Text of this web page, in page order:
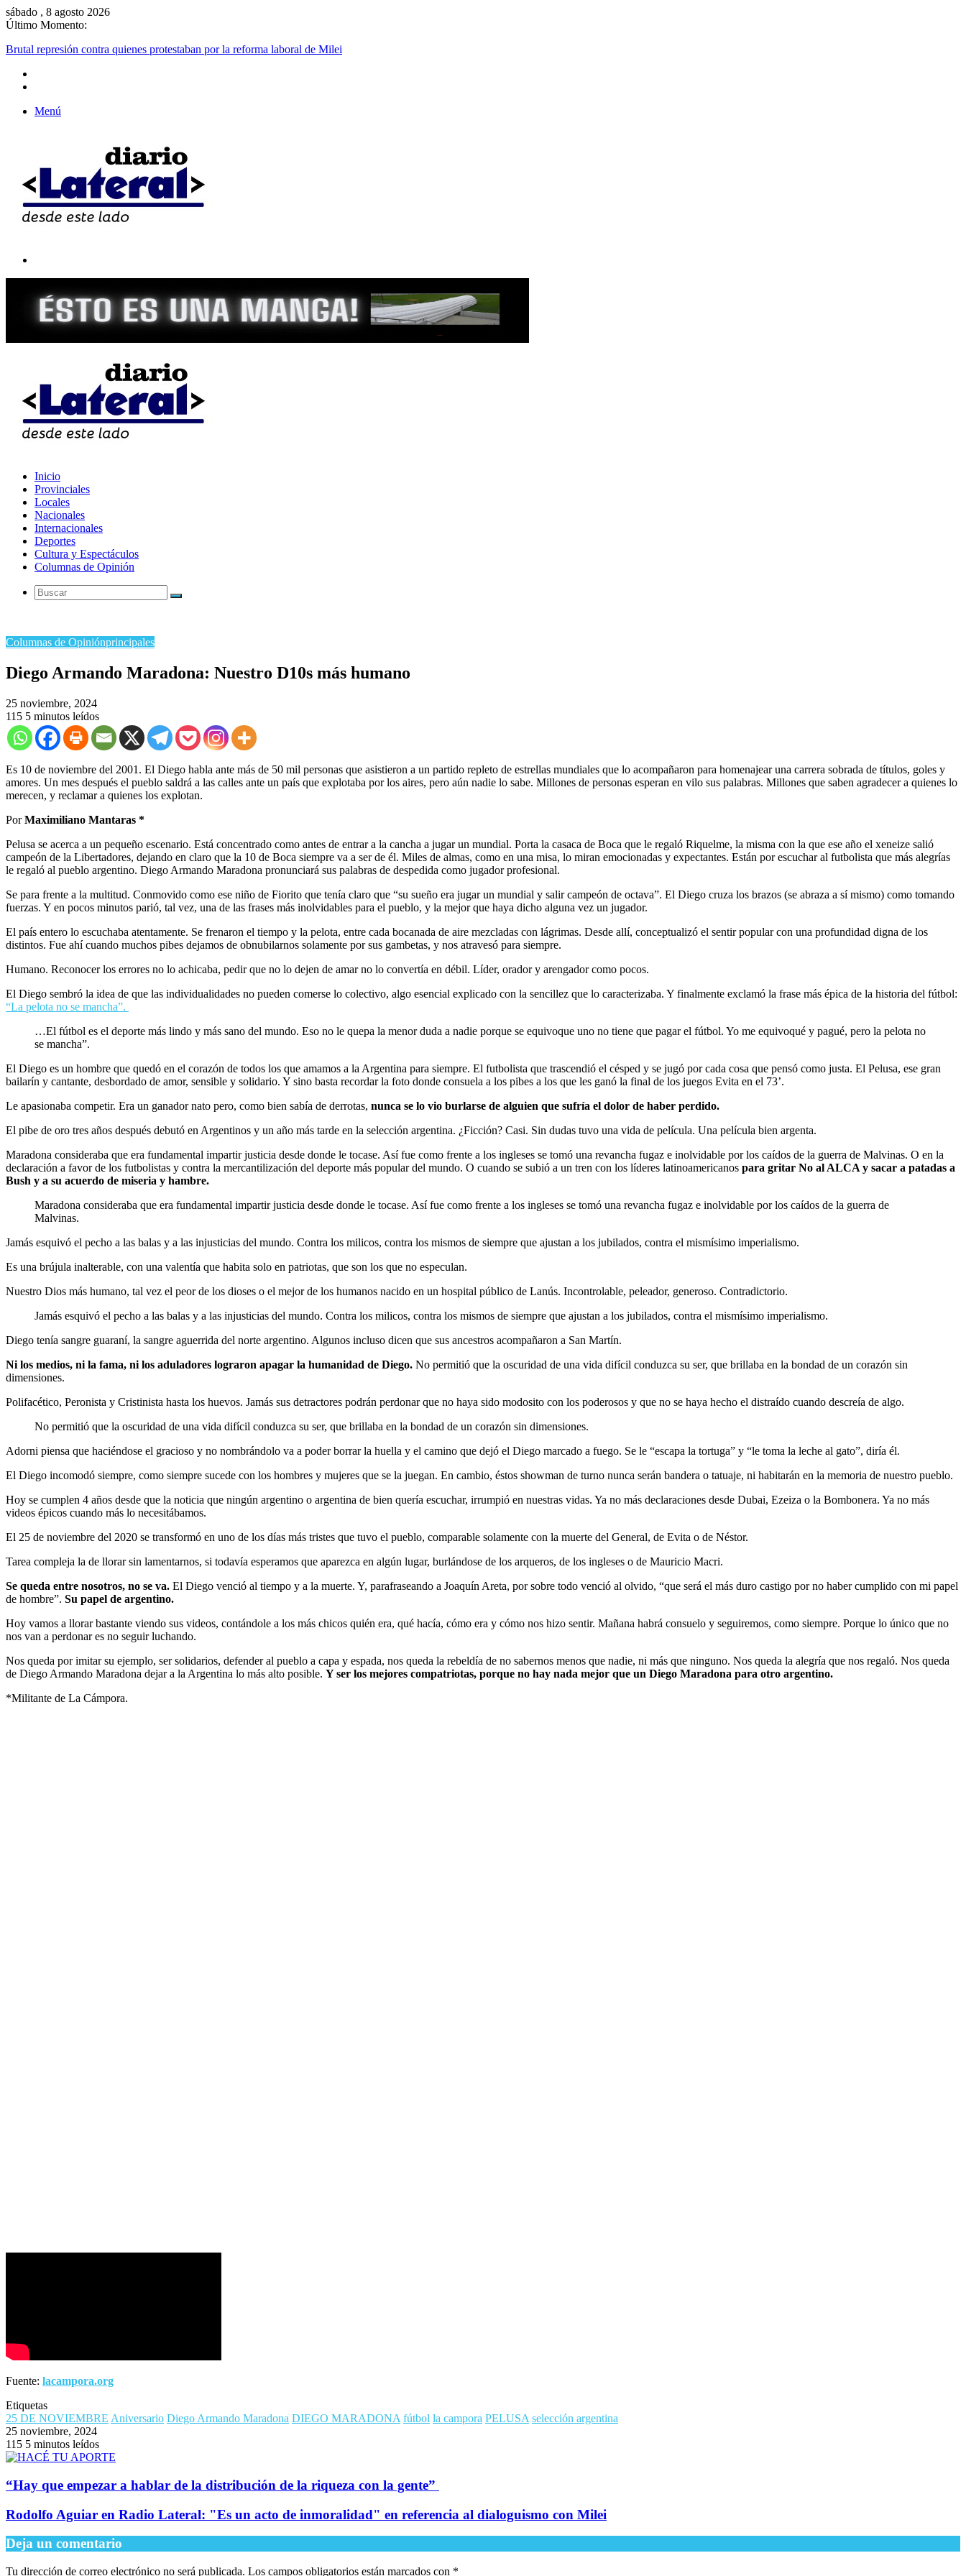
sábado , 8 agosto 2026
Último Momento:
Brutal represión contra quienes protestaban por la reforma laboral de Milei
Menú
Inicio
Provinciales
Locales
Nacionales
Internacionales
Deportes
Cultura y Espectáculos
Columnas de Opinión
Buscar
Columnas de Opiniónprincipales
Diego Armando Maradona: Nuestro D10s más humano
25 noviembre, 2024
115 5 minutos leídos
Es 10 de noviembre del 2001. El Diego habla ante más de 50 mil personas que asistieron a un partido repleto de estrellas mundiales que lo acompañaron para homenajear una carrera sobrada de títulos, goles y
amores. Un mes después el pueblo saldrá a las calles ante un país que explotaba por los aires, pero aún nadie lo sabe. Millones de personas esperan en vilo sus palabras. Millones que saben agradecer a quienes lo
merecen, y reclamar a quienes los explotan.
PorMaximiliano Mantaras *
Pelusa se acerca a un pequeño escenario. Está concentrado como antes de entrar a la cancha a jugar un mundial. Porta la casaca de Boca que le regaló Riquelme, la misma con la que ese año el xeneize salió
campeón de la Libertadores, dejando en claro que la 10 de Boca siempre va a ser de él. Miles de almas, como en una misa, lo miran emocionadas y expectantes. Están por escuchar al futbolista que más alegrías
le regaló al pueblo argentino. Diego Armando Maradona pronunciará sus palabras de despedida como jugador profesional.
Se para frente a la multitud. Conmovido como ese niño de Fiorito que tenía claro que “su sueño era jugar un mundial y salir campeón de octava”. El Diego cruza los brazos (se abraza a sí mismo) como tomando
fuerzas. Y en pocos minutos parió, tal vez, una de las frases más inolvidables para el pueblo, y la mejor que haya dicho alguna vez un jugador.
El país entero lo escuchaba atentamente. Se frenaron el tiempo y la pelota, entre cada bocanada de aire mezcladas con lágrimas. Desde allí, conceptualizó el sentir popular con una profundidad digna de los
distintos. Fue ahí cuando muchos pibes dejamos de obnubilarnos solamente por sus gambetas, y nos atravesó para siempre.
Humano. Reconocer los errores no lo achicaba, pedir que no lo dejen de amar no lo convertía en débil. Líder, orador y arengador como pocos.
El Diego sembró la idea de que las individualidades no pueden comerse lo colectivo, algo esencial explicado con la sencillez que lo caracterizaba. Y finalmente exclamó la frase más épica de la historia del fútbol:
“La pelota no se mancha”.
…El fútbol es el deporte más lindo y más sano del mundo. Eso no le quepa la menor duda a nadie porque se equivoque uno no tiene que pagar el fútbol. Yo me equivoqué y pagué, pero la pelota no
se mancha”.
El Diego es un hombre que quedó en el corazón de todos los que amamos a la Argentina para siempre. El futbolista que trascendió el césped y se jugó por cada cosa que pensó como justa. El Pelusa, ese gran
bailarín y cantante, desbordado de amor, sensible y solidario. Y sino basta recordar la foto donde consuela a los pibes a los que les ganó la final de los juegos Evita en el 73’.
Le apasionaba competir. Era un ganador nato pero, como bien sabía de derrotas, nunca se lo vio burlarse de alguien que sufría el dolor de haber perdido.
El pibe de oro tres años después debutó en Argentinos y un año más tarde en la selección argentina. ¿Ficción? Casi. Sin dudas tuvo una vida de película. Una película bien argenta.
Maradona consideraba que era fundamental impartir justicia desde donde le tocase. Así fue como frente a los ingleses se tomó una revancha fugaz e inolvidable por los caídos de la guerra de Malvinas. O en la
declaración a favor de los futbolistas y contra la mercantilización del deporte más popular del mundo. O cuando se subió a un tren con los líderes latinoamericanos para gritar No al ALCA y sacar a patadas a
Bush y a su acuerdo de miseria y hambre.
Maradona consideraba que era fundamental impartir justicia desde donde le tocase. Así fue como frente a los ingleses se tomó una revancha fugaz e inolvidable por los caídos de la guerra de
Malvinas.
Jamás esquivó el pecho a las balas y a las injusticias del mundo. Contra los milicos, contra los mismos de siempre que ajustan a los jubilados, contra el mismísimo imperialismo.
Es una brújula inalterable, con una valentía que habita solo en patriotas, que son los que no especulan.
Nuestro Dios más humano, tal vez el peor de los dioses o el mejor de los humanos nacido en un hospital público de Lanús. Incontrolable, peleador, generoso. Contradictorio.
Jamás esquivó el pecho a las balas y a las injusticias del mundo. Contra los milicos, contra los mismos de siempre que ajustan a los jubilados, contra el mismísimo imperialismo.
Diego tenía sangre guaraní, la sangre aguerrida del norte argentino. Algunos incluso dicen que sus ancestros acompañaron a San Martín.
Ni los medios, ni la fama, ni los aduladores lograron apagar la humanidad de Diego. No permitió que la oscuridad de una vida difícil conduzca su ser, que brillaba en la bondad de un corazón sin
dimensiones.
Polifacético, Peronista y Cristinista hasta los huevos. Jamás sus detractores podrán perdonar que no haya sido modosito con los poderosos y que no se haya hecho el distraído cuando descreía de algo.
No permitió que la oscuridad de una vida difícil conduzca su ser, que brillaba en la bondad de un corazón sin dimensiones.
Adorni piensa que haciéndose el gracioso y no nombrándolo va a poder borrar la huella y el camino que dejó el Diego marcado a fuego. Se le “escapa la tortuga” y “le toma la leche al gato”, diría él.
El Diego incomodó siempre, como siempre sucede con los hombres y mujeres que se la juegan. En cambio, éstos showman de turno nunca serán bandera o tatuaje, ni habitarán en la memoria de nuestro pueblo.
Hoy se cumplen 4 años desde que la noticia que ningún argentino o argentina de bien quería escuchar, irrumpió en nuestras vidas. Ya no más declaraciones desde Dubai, Ezeiza o la Bombonera. Ya no más
videos épicos cuando más lo necesitábamos.
El 25 de noviembre del 2020 se transformó en uno de los días más tristes que tuvo el pueblo, comparable solamente con la muerte del General, de Evita o de Néstor.
Tarea compleja la de llorar sin lamentarnos, si todavía esperamos que aparezca en algún lugar, burlándose de los arqueros, de los ingleses o de Mauricio Macri.
Se queda entre nosotros, no se va. El Diego venció al tiempo y a la muerte. Y, parafraseando a Joaquín Areta, por sobre todo venció al olvido, “que será el más duro castigo por no haber cumplido con mi papel
de hombre”. Su papel de argentino.
Hoy vamos a llorar bastante viendo sus videos, contándole a los más chicos quién era, qué hacía, cómo era y cómo nos hizo sentir. Mañana habrá consuelo y seguiremos, como siempre. Porque lo único que no
nos van a perdonar es no seguir luchando.
Nos queda por imitar su ejemplo, ser solidarios, defender al pueblo a capa y espada, nos queda la rebeldía de no sabernos menos que nadie, ni más que ninguno. Nos queda la alegría que nos regaló. Nos queda
de Diego Armando Maradona dejar a la Argentina lo más alto posible. Y ser los mejores compatriotas, porque no hay nada mejor que un Diego Maradona para otro argentino.
*Militante de La Cámpora.
Fuente: lacampora.org
Etiquetas
25 DE NOVIEMBRE Aniversario Diego Armando Maradona DIEGO MARADONA fútbol la campora PELUSA selección argentina
25 noviembre, 2024
115 5 minutos leídos
​“Hay que empezar a hablar de la distribución de la riqueza con la gente”
Rodolfo Aguiar en Radio Lateral: "Es un acto de inmoralidad" en referencia al dialoguismo con Milei
Deja un comentario
Tu dirección de correo electrónico no será publicada. Los campos obligatorios están marcados con *